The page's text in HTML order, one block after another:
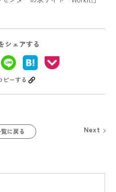
シェアする
ピーする
に戻る Next